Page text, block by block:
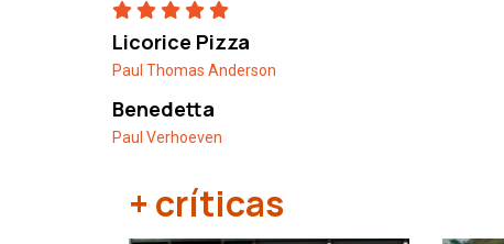
Licorice Pizza
Paul Thomas Anderson
Benedetta
Paul Verhoeven
+ críticas